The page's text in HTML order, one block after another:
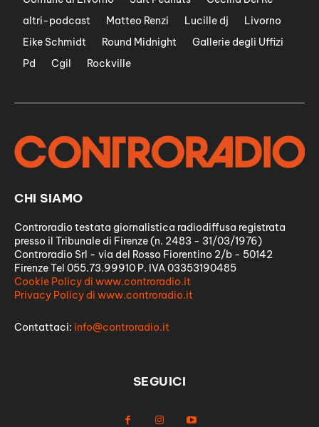
altri-podcast
Matteo Renzi Lucille dj
Livorno
Eike Schmidt
Round Midnight
Gallerie degli Uffizi
Pd
Cgil Rockville
CHI SIAMO
Controradio testata giornalistica radiodiffusa registrata
presso il Tribunale di Firenze (n. 2483 - 31/03/1976)
Controradio Srl - via del Rosso Fiorentino 2/b - 50142
Firenze Tel 055.73.99910 P. IVA 03353190485
Cookie Policy di www.controradio.it
Privacy Policy di www.controradio.it
Contattaci: info@controradio.it
SEGUICI